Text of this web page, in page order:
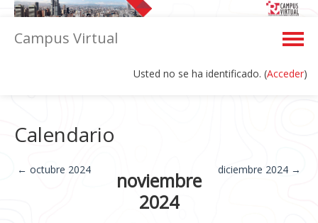
Campus Virtual
Usted no se ha identificado. (Acceder)
Calendario
← octubre 2024
noviembre
2024
diciembre 2024 →